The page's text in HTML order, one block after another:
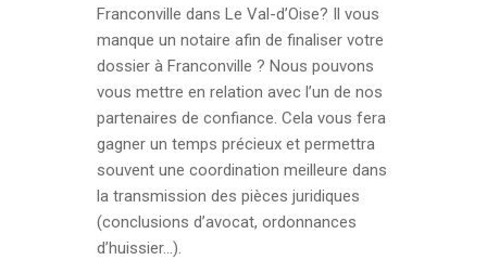
Franconville dans Le Val-d’Oise? Il vous
manque un notaire afin de finaliser votre
dossier à Franconville ? Nous pouvons
vous mettre en relation avec l’un de nos
partenaires de confiance. Cela vous fera
gagner un temps précieux et permettra
souvent une coordination meilleure dans
la transmission des pièces juridiques
(conclusions d’avocat, ordonnances
d’huissier…).